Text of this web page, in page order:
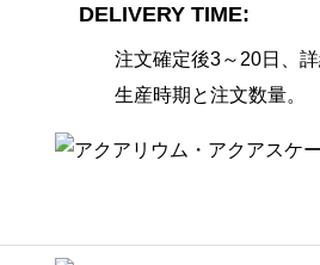
DELIVERY TIME:
注文確定後3～20日、
生産時期と注文数量。